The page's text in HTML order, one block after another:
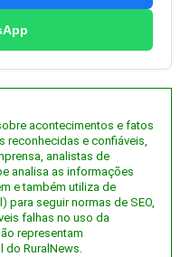
acontecimentos e fatos
e confiáveis,
analistas de
analisa as informações
e também utiliza de
para seguir normas de SEO,
falhas no uso da
representam
do RuralNews.